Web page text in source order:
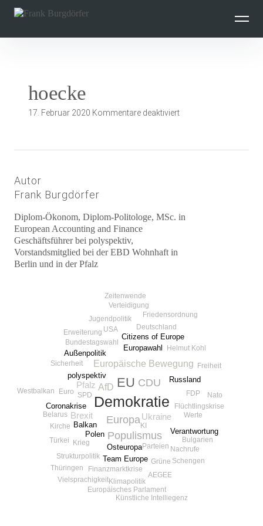
überspringen
hoecke
17. Februar 2020 Kommentare deaktiviertfür
Autor
Frank Burgdörfer
Diplom-Ökonom, Diplom-Politologe, MSc. in
European Accounting and Finance
Geschäftsführer bei polyspektiv,
Vorstandsmitglied bei der EBD Wohnhaft in
Berlin und in der Pfalz
Demokratie
EU
Europa
CDU
Populismus
AfD
Europäische Bewegung
Ukraine
Brexit
Pfalz
Osteuropa
polyspektiv
Europawahl
Team Europe
Russland
Balkan
Coronakrise
Außenpolitik
Citizens of Europe
Polen Verantwortung
FDP
Finanzmarktkrise
Flüchtlingskrise
Bundestagswahl
Werte
Euro
Krieg Parteien
USA
Klimapolitik
Nachrufe
SPD
Deutschland
Europäisches Parlament
Grüne
Helmut Kohl
Jugendpolitik
Kirche
Sicherheit
Strukturpolitik
Türkei
Vielsprachigkeit
AEGEE
Belarus
Bulgarien
Erweiterung
Freiheit
Friedensordnung
KI
Künstliche Intelliegenz
Nato
Schengen
Thüringen
Verteidigung
Westbalkan
Zeitenwende